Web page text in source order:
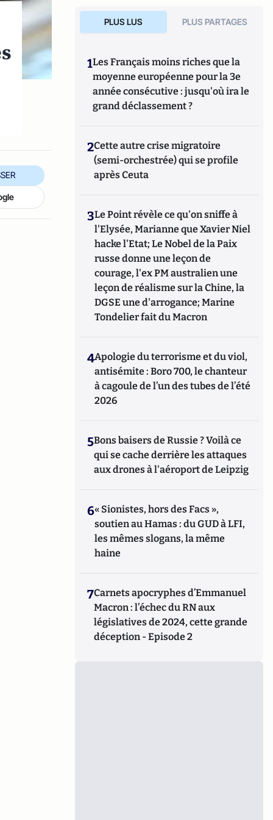
PLUS LUS PLUS PARTAGES
1Les Français moins riches que la
moyenne européenne pour la 3e
année consécutive : jusqu'où ira le
grand déclassement ?
2Cette autre crise migratoire
(semi-orchestrée) qui se profile
après Ceuta
3Le Point révèle ce qu'on sniffe à
l'Elysée, Marianne que Xavier Niel
hacke l'Etat; Le Nobel de la Paix
russe donne une leçon de
courage, l'ex PM australien une
leçon de réalisme sur la Chine, la
DGSE une d'arrogance; Marine
Tondelier fait du Macron
4Apologie du terrorisme et du viol,
antisémite : Boro 700, le chanteur
à cagoule de l’un des tubes de l’été
2026
5Bons baisers de Russie ? Voilà ce
qui se cache derrière les attaques
aux drones à l'aéroport de Leipzig
6« Sionistes, hors des Facs »,
soutien au Hamas : du GUD à LFI,
les mêmes slogans, la même
haine
7Carnets apocryphes d’Emmanuel
Macron : l’échec du RN aux
législatives de 2024, cette grande
déception - Episode 2